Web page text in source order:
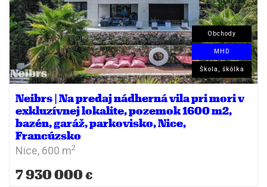
Obchody
MHD
Škola, škôlka
Neibrs | Na predaj nádherná vila pri mori v
exkluzívnej lokalite, pozemok 1600 m2,
bazén, garáž, parkovisko, Nice,
Francúzsko
Nice, 600 m2
7 930 000 €